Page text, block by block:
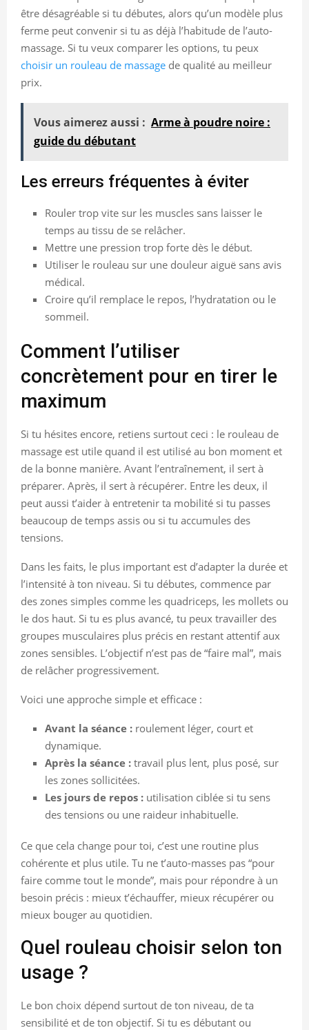
être désagréable si tu débutes, alors qu’un modèle plus
ferme peut convenir si tu as déjà l’habitude de l’auto-
massage. Si tu veux comparer les options, tu peux
choisir un rouleau de massage de qualité au meilleur
prix.
Vous aimerez aussi : Arme à poudre noire :
guide du débutant
Les erreurs fréquentes à éviter
Rouler trop vite sur les muscles sans laisser le
temps au tissu de se relâcher.
Mettre une pression trop forte dès le début.
Utiliser le rouleau sur une douleur aiguë sans avis
médical.
Croire qu’il remplace le repos, l’hydratation ou le
sommeil.
Comment l’utiliser
concrètement pour en tirer le
maximum
Si tu hésites encore, retiens surtout ceci : le rouleau de
massage est utile quand il est utilisé au bon moment et
de la bonne manière. Avant l’entraînement, il sert à
préparer. Après, il sert à récupérer. Entre les deux, il
peut aussi t’aider à entretenir ta mobilité si tu passes
beaucoup de temps assis ou si tu accumules des
tensions.
Dans les faits, le plus important est d’adapter la durée et
l’intensité à ton niveau. Si tu débutes, commence par
des zones simples comme les quadriceps, les mollets ou
le dos haut. Si tu es plus avancé, tu peux travailler des
groupes musculaires plus précis en restant attentif aux
zones sensibles. L’objectif n’est pas de “faire mal”, mais
de relâcher progressivement.
Voici une approche simple et efficace :
Avant la séance : roulement léger, court et
dynamique.
Après la séance : travail plus lent, plus posé, sur
les zones sollicitées.
Les jours de repos : utilisation ciblée si tu sens
des tensions ou une raideur inhabituelle.
Ce que cela change pour toi, c’est une routine plus
cohérente et plus utile. Tu ne t’auto-masses pas “pour
faire comme tout le monde”, mais pour répondre à un
besoin précis : mieux t’échauffer, mieux récupérer ou
mieux bouger au quotidien.
Quel rouleau choisir selon ton
usage ?
Le bon choix dépend surtout de ton niveau, de ta
sensibilité et de ton objectif. Si tu es débutant ou